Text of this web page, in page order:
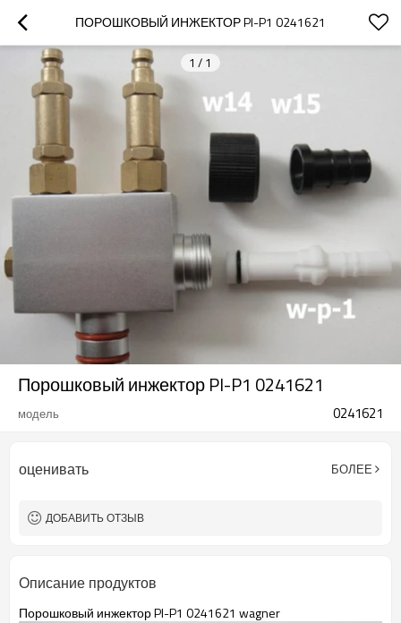
ПОРОШКОВЫЙ ИНЖЕКТОР PI-P1 0241621
1 / 1
Порошковый инжектор PI-P1 0241621
модель 0241621
оценивать БОЛЕЕ
ДОБАВИТЬ ОТЗЫВ
Описание продуктов
Порошковый инжектор PI-P1 0241621 wagner